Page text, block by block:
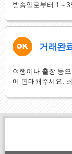
발송일로부터 1～3
거래완
여행이나 출장 등
에 판매해주세요.